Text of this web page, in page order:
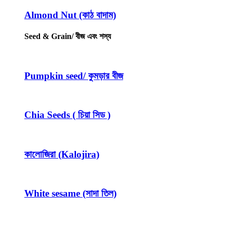
Almond Nut (কাঠ বাদাম)
Seed & Grain/ বীজ এবং শস্য
Pumpkin seed/ কুমড়ার বীজ
Chia Seeds ( চিয়া সিড )
কালোজিরা (Kalojira)
White sesame (সাদা তিল)